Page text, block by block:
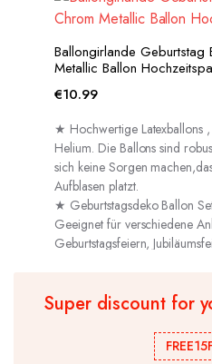
Ballongirlande Geburtstag
Metallic Ballon
€10.99
★ Hochwertige Latexballons
Helium. Die Ballons sind
sich keine Sorgen
Aufblasen platzt.
★ Geburtstagsdeko Ballon
Geeignet für verschiedene
Geburtstagsfeiern,
Super discount for